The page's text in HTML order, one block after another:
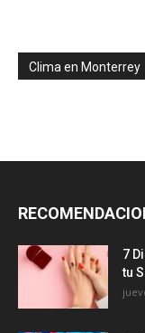
Clima en Monterrey
7
tu